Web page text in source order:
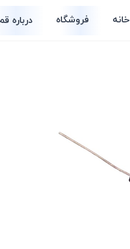
خانه فروشگاه درباره